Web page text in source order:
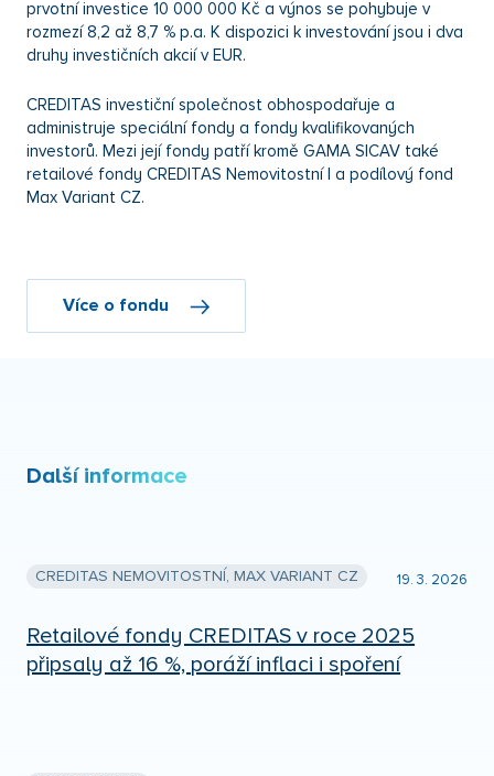
prvotní investice 10 000 000 Kč a výnos se pohybuje v
rozmezí 8,2 až 8,7 % p.a. K dispozici k investování jsou i dva
druhy investičních akcií v EUR.
CREDITAS investiční společnost obhospodařuje a
administruje speciální fondy a fondy kvalifikovaných
investorů. Mezi její fondy patří kromě GAMA SICAV také
retailové fondy CREDITAS Nemovitostní I a podílový fond
Max Variant CZ.
Více o fondu
Další informace
CREDITAS NEMOVITOSTNÍ, MAX VARIANT CZ 19. 3. 2026
Retailové fondy CREDITAS v roce 2025
připsaly až 16 %, poráží inflaci i spoření